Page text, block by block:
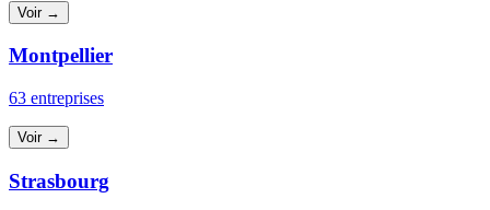
Voir →
Montpellier
63 entreprises
Voir →
Strasbourg